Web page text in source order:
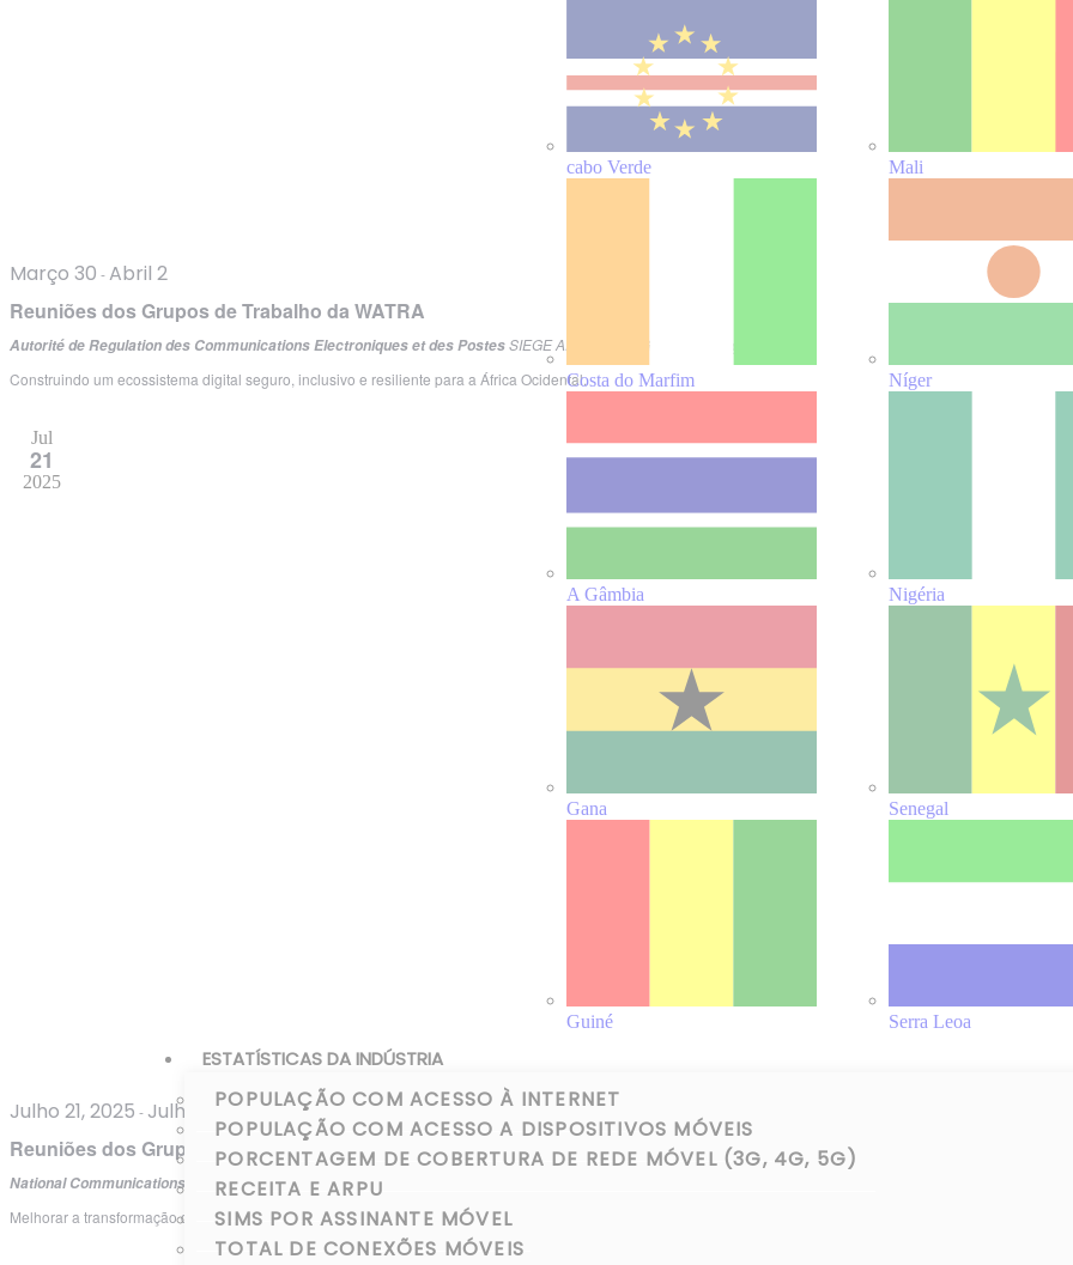
cabo Verde
Costa do Marfim
A Gâmbia
Gana
Guiné
Mali
Níger
Nigéria
Senegal
Serra Leoa
ESTATÍSTICAS DA INDÚSTRIA
POPULAÇÃO COM ACESSO À INTERNET
POPULAÇÃO COM ACESSO A DISPOSITIVOS MÓVEIS
PORCENTAGEM DE COBERTURA DE REDE MÓVEL (3G, 4G, 5G)
RECEITA E ARPU
SIMS POR ASSINANTE MÓVEL
TOTAL DE CONEXÕES MÓVEIS
Março 30 -Abril 2
Reuniões dos Grupos de Trabalho da WATRA
Autorité de Regulation des Communications Electroniques et des PostesSIEGE ARCEP OUAGA 2000, Ouagadougou
Construindo um ecossistema digital seguro, inclusivo e resiliente para a África Ocidental.
Jul
21
2025
Julho 21, 2025 - Julho 24, 2025
Reuniões dos Grupos de Trabalho da ARTAO
National Communications Authority, Ghana NCA Tower, Accra
Melhorar a transformação digital na África Ocidental: fortalecer a conectividade, a segurança e o acesso